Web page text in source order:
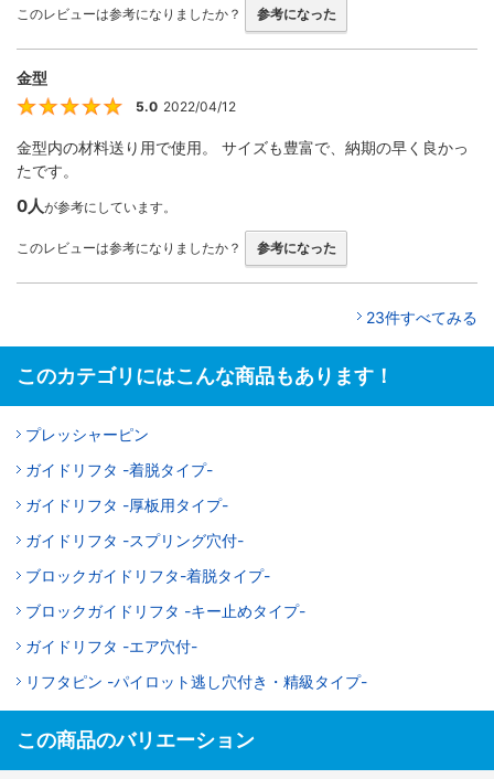
このレビューは参考になりましたか？ 参考になった
金型
5
5.0 2022/04/12
金型内の材料送り用で使用。 サイズも豊富で、納期の早く良かっ
たです。
0人が参考にしています。
このレビューは参考になりましたか？ 参考になった
23件すべてみる
このカテゴリにはこんな商品もあります！
プレッシャーピン
ガイドリフタ -着脱タイプ-
ガイドリフタ -厚板用タイプ-
ガイドリフタ -スプリング穴付-
ブロックガイドリフタ-着脱タイプ-
ブロックガイドリフタ -キー止めタイプ-
ガイドリフタ -エア穴付-
リフタピン -パイロット逃し穴付き・精級タイプ-
この商品のバリエーション